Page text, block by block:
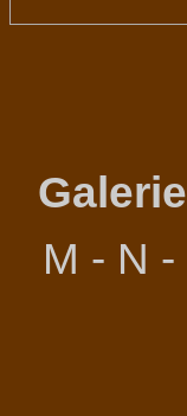
Galerie
M - N -